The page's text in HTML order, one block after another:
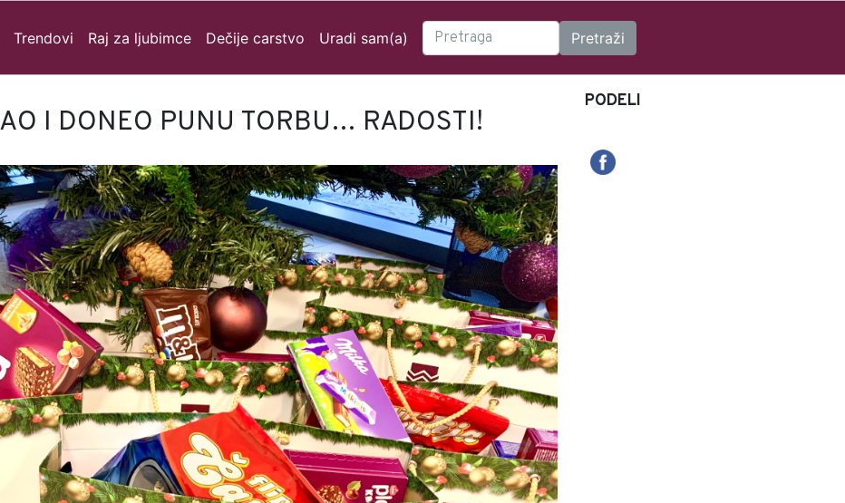
Trendovi Raj za ljubimce Dečije carstvo Uradi sam(a)
I DONEO PUNU TORBU… RADOSTI!
PODELI